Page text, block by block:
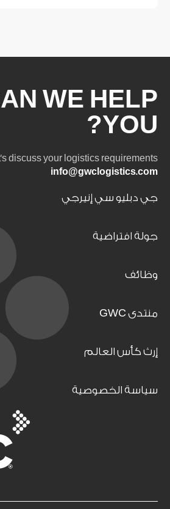
WE HELP
YOU?
discuss your logistics requirements.
info@gwclogistics.com
جي دبليو سي إنيرجي
جولة افتراضية
وظائف
منتدى GWC
إرث كأس العالم
سياسة الخصوصية